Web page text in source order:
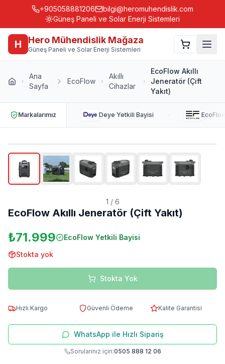
+905058881206
bilgi@heromuhendislik.com
Güneş Paneli ve Solar Enerji Sistemleri
H Hero Mühendislik Mağaza
Güneş Paneli ve Solar Enerji Sistemleri
Ana
Sayfa
EcoFlow
Akıllı
Cihazlar
EcoFlow Akıllı
Jeneratör (Çift
Yakıt)
Markalarımız Deye Yetkili Bayisi ·
1 / 6
EcoFlow Akıllı Jeneratör (Çift Yakıt)
₺71.999 EcoFlow Yetkili Bayisi
Stokta yok
Stokta Yok
Hızlı Kargo Güvenli Ödeme Kalite Garantisi
WhatsApp ile Hızlı Sipariş
Sorularınız için:0505 888 12 06